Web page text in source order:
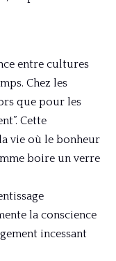
entre cultures
Chez les
que pour les
Cette
vie où le bonheur
boire un verre
la conscience
incessant